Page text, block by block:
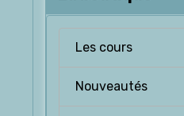
Les cours
Nouveautés